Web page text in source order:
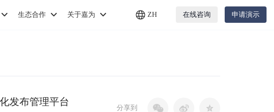
生态合作 关于嘉为 ZH 在线咨询 申请演示
发布管理平台
分享到